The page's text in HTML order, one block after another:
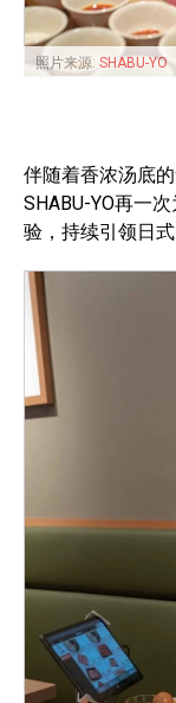
照片来源: SHABU-YO
伴随着香浓汤底
SHABU-YO再一
验，持续引领日